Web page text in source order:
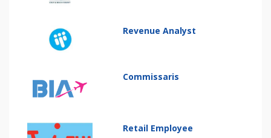
Revenue Analyst
Commissaris
Retail Employee